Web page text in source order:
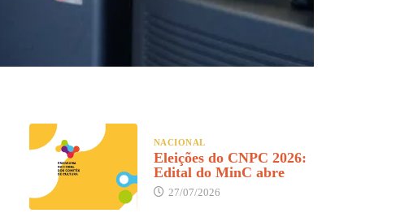
NACIONAL
Eleições do CNPC 2026:
Edital do MinC abre
27/07/2026